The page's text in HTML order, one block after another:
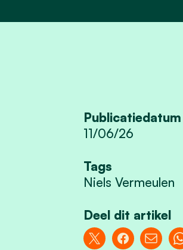
Publicatiedatum
11/06/26
Tags
Niels Vermeulen
Deel dit artikel